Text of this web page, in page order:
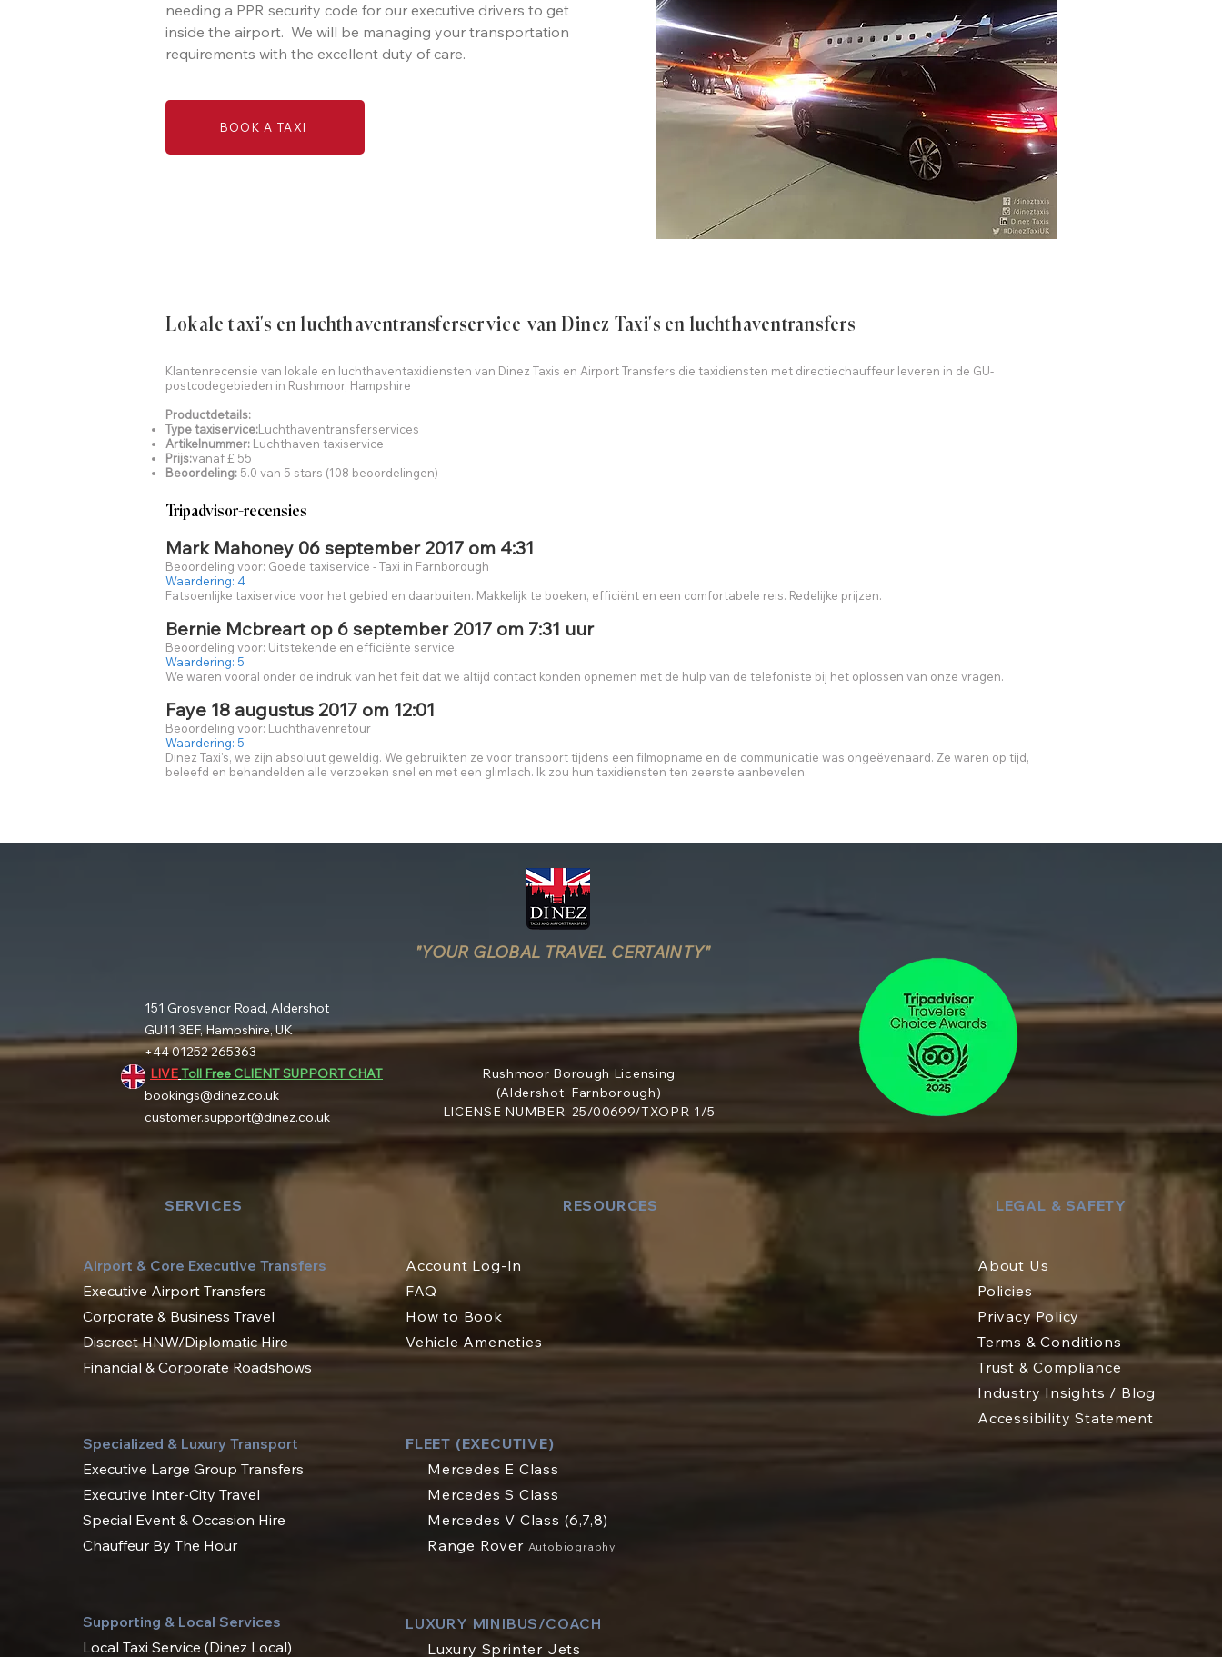
needing a PPR security code for our executive drivers to get
inside the airport. We will be managing your transportation
requirements with the excellent duty of care.
BOOK A TAXI
Lokale taxi's en luchthaventransferservice van Dinez Taxi's en luchthaventransfers
Klantenrecensie van lokale en luchthaventaxidiensten van Dinez Taxis en Airport Transfers die taxidiensten met directiechauffeur leveren in de GU-
postcodegebieden in Rushmoor, Hampshire
Productdetails:
Type taxiservice:Luchthaventransferservices
Artikelnummer: Luchthaven taxiservice
Prijs:vanaf £ 55
Beoordeling: 5.0 van 5 stars (108 beoordelingen)
Tripadvisor-recensies
Mark Mahoney 06 september 2017 om 4:31
Beoordeling voor: Goede taxiservice - Taxi in Farnborough
Waardering: 4
Fatsoenlijke taxiservice voor het gebied en daarbuiten. Makkelijk te boeken, efficiënt en een comfortabele reis. Redelijke prijzen.
Bernie Mcbreart op 6 september 2017 om 7:31 uur
Beoordeling voor: Uitstekende en efficiënte service
Waardering: 5
We waren vooral onder de indruk van het feit dat we altijd contact konden opnemen met de hulp van de telefoniste bij het oplossen van onze vragen.
Faye 18 augustus 2017 om 12:01
Beoordeling voor: Luchthavenretour
Waardering: 5
Dinez Taxi's, we zijn absoluut geweldig. We gebruikten ze voor transport tijdens een filmopname en de communicatie was ongeëvenaard. Ze waren op tijd,
beleefd en behandelden alle verzoeken snel en met een glimlach. Ik zou hun taxidiensten ten zeerste aanbevelen.
"YOUR GLOBAL TRAVEL CERTAINTY"
151 Grosvenor Road, Aldershot
GU11 3EF, Hampshire, UK
+44 01252 265363
LIVEToll Free CLIENT SUPPORT CHAT
bookings@dinez.co.uk
customer.support@dinez.co.uk
Rushmoor Borough Licensing
(Aldershot, Farnborough)
LICENSE NUMBER: 25/00699/TXOPR-1/5
SERVICES
Airport & Core Executive Transfers
Executive Airport Transfers
Corporate & Business Travel
Discreet HNW/Diplomatic Hire
Financial & Corporate Roadshows
Specialized & Luxury Transport
Executive Large Group Transfers
Executive Inter-City Travel
Special Event & Occasion Hire
Chauffeur By The Hour
Supporting & Local Services
Local Taxi Service (Dinez Local)
Account Log-In
FAQ
How to Book
Vehicle Ameneties
FLEET (EXECUTIVE)
Mercedes E Class
Mercedes S Class
Mercedes V Class (6,7,8)
Range Rover Autobiography
LUXURY MINIBUS/COACH
Luxury Sprinter Jets
LEGAL & SAFETY
About Us
Policies
Privacy Policy
Terms & Conditions
Trust & Compliance
Industry Insights / Blog
Accessibility Statement
RESOURCES